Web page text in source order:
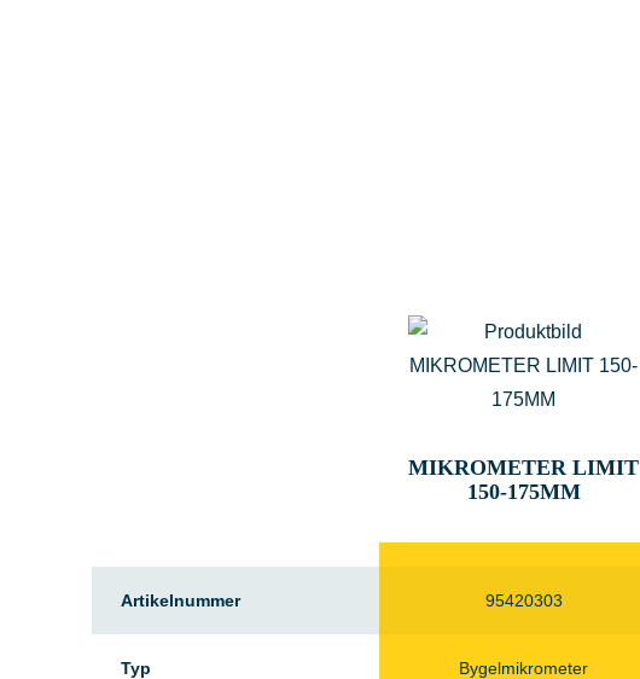
Artikelnummer
Typ
MIKROMETER LIMIT
150-175MM
95420303
Bygelmikrometer